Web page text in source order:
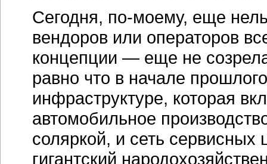
Сегодня, по-моему, еще
вендоров или операторов
концепции — еще не
равно что в начале
инфраструктуре, которая
автомобильное
соляркой, и сеть
гигантский